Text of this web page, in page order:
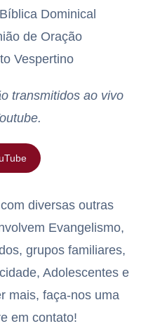
Dominical
de Oração
Vespertino
transmitidos ao vivo
diversas outras
Evangelismo,
grupos familiares,
Adolescentes e
mais, faça-nos uma
em contato!